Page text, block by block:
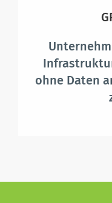
Infrastruktur
ohne Daten